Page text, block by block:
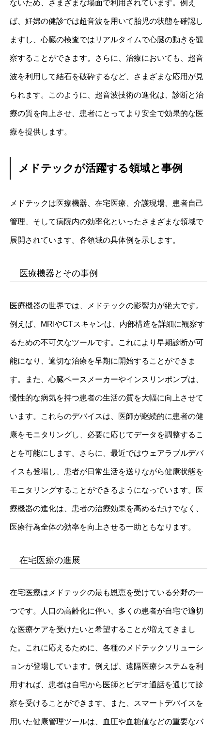
ないため、さまざまな場面で利用されています。例え
ば、妊婦の健診では超音波を用いて胎児の状態を確認し
ますし、心臓の検査ではリアルタイムで心臓の動きを観
察することができます。さらに、治療においても、超音
波を利用して結石を破砕するなど、さまざまな応用が見
られます。このように、超音波技術の進化は、診断と治
療の質を向上させ、患者にとってより安全で効果的な医
療を提供します。
メドテックが活躍する領域と事例
メドテックは医療機器、在宅医療、介護現場、患者自己
管理、そして病院内の効率化といったさまざまな領域で
展開されています。各領域の具体例を示します。
医療機器とその事例
医療機器の世界では、メドテックの影響力が絶大です。
例えば、MRIやCTスキャンは、内部構造を詳細に観察す
るための不可欠なツールです。これにより早期診断が可
能になり、適切な治療を早期に開始することができま
す。また、心臓ペースメーカーやインスリンポンプは、
慢性的な病気を持つ患者の生活の質を大幅に向上させて
います。これらのデバイスは、医師が継続的に患者の健
康をモニタリングし、必要に応じてデータを調整するこ
とを可能にします。さらに、最近ではウェアラブルデバ
イスも登場し、患者が日常生活を送りながら健康状態を
モニタリングすることができるようになっています。医
療機器の進化は、患者の治療効果を高めるだけでなく、
医療行為全体の効率を向上させる一助ともなります。
在宅医療の進展
在宅医療はメドテックの最も恩恵を受けている分野の一
つです。人口の高齢化に伴い、多くの患者が自宅で適切
な医療ケアを受けたいと希望することが増えてきまし
た。これに応えるために、各種のメドテックソリューシ
ョンが登場しています。例えば、遠隔医療システムを利
用すれば、患者は自宅から医師とビデオ通話を通じて診
察を受けることができます。また、スマートデバイスを
用いた健康管理ツールは、血圧や血糖値などの重要なバ